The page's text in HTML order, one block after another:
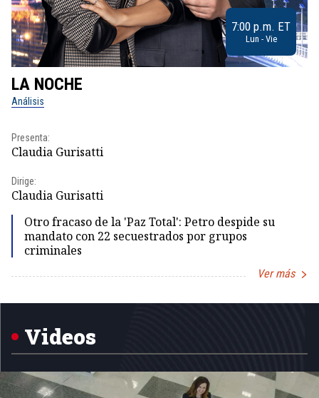
7:00 p.m. ET
Lun - Vie
LA NOCHE
Análisis
Presenta:
Claudia Gurisatti
Dirige:
Claudia Gurisatti
Otro fracaso de la 'Paz Total': Petro despide su
mandato con 22 secuestrados por grupos
criminales
Ver más
1
Videos